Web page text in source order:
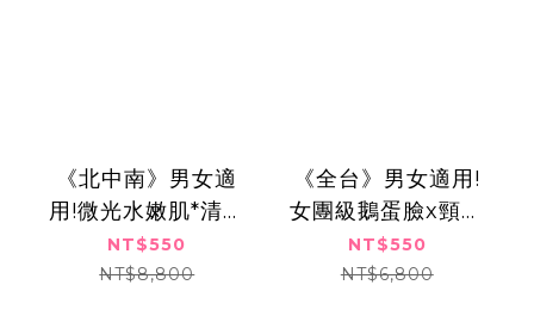
《北中南》男女適
用!微光水嫩肌*清新
潤澤美肌課程,$550
元
NT$550
NT$8,800
《全台》男女適用!
女團級鵝蛋臉x頸緻
輪廓!膠原波波美肌
喚顏術,550元
NT$550
NT$6,800